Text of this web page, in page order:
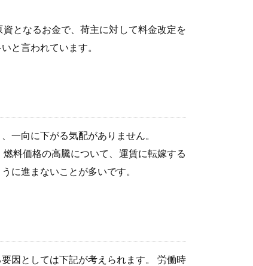
となるお金で、荷主に対して料金改定を
と言われています。
一向に下がる気配がありません。
料価格の高騰について、運賃に転嫁する
に進まないことが多いです。
因としては下記が考えられます。 労働時